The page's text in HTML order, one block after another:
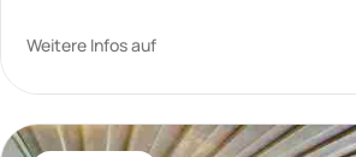
Weitere Infos auf